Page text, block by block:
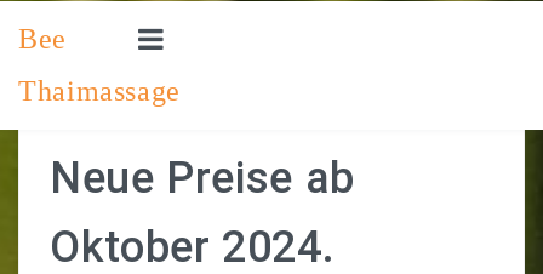
Bee
Thaimassage
IMPRESSUM
Neue Preise ab
Oktober 2024.